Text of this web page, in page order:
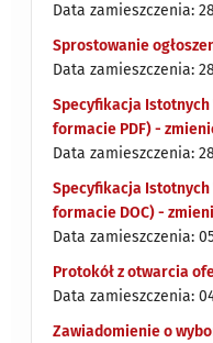
Data zamieszczenia:
Sprostowanie
Data zamieszczenia:
Specyfikacja
formacie PDF) -
Data zamieszczenia:
Specyfikacja
formacie DOC) -
Data zamieszczenia:
Protokół z otwarcia
Data zamieszczenia:
Zawiadomienie o